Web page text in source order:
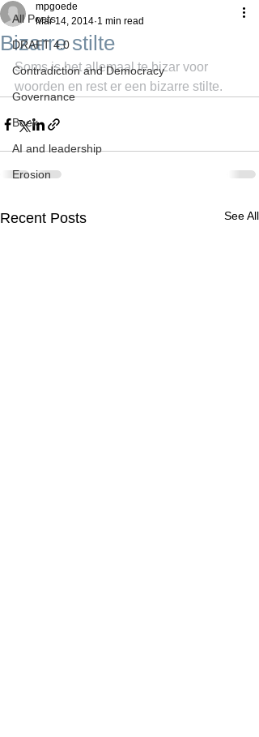
All Posts
DRAFT 4.0
Contradiction and Democracy
Governance
Boek
AI and leadership
Erosion
Bizarre stilte
mpgoede
Mar 14, 2014 1 min read
Soms is het allemaal te bizar voor
woorden en rest er een bizarre stilte.
Recent Posts See All